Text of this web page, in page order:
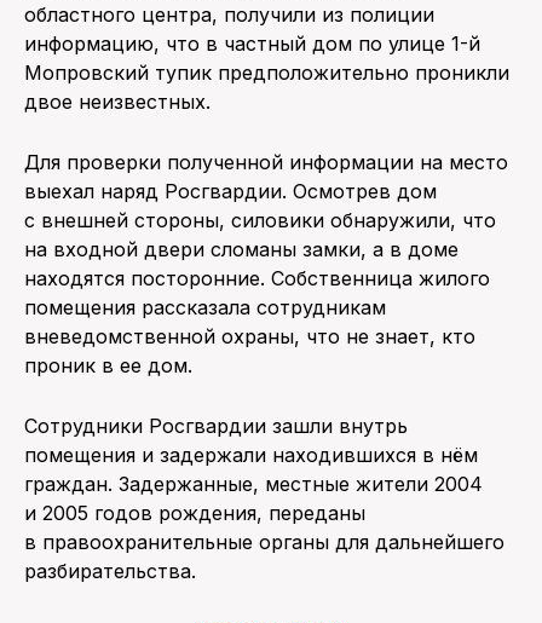
областного центра, получили из полиции
информацию, что в частный дом по улице 1-й
Мопровский тупик предположительно проникли
двое неизвестных.
Для проверки полученной информации на место
выехал наряд Росгвардии. Осмотрев дом
с внешней стороны, силовики обнаружили, что
на входной двери сломаны замки, а в доме
находятся посторонние. Собственница жилого
помещения рассказала сотрудникам
вневедомственной охраны, что не знает, кто
проник в ее дом.
Сотрудники Росгвардии зашли внутрь
помещения и задержали находившихся в нём
граждан. Задержанные, местные жители 2004
и 2005 годов рождения, переданы
в правоохранительные органы для дальнейшего
разбирательства.